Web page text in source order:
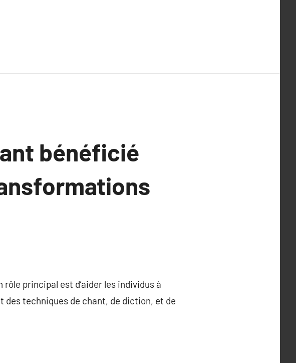
bénéficié
principal est d’aider les individus à
des techniques de chant, de diction, et de